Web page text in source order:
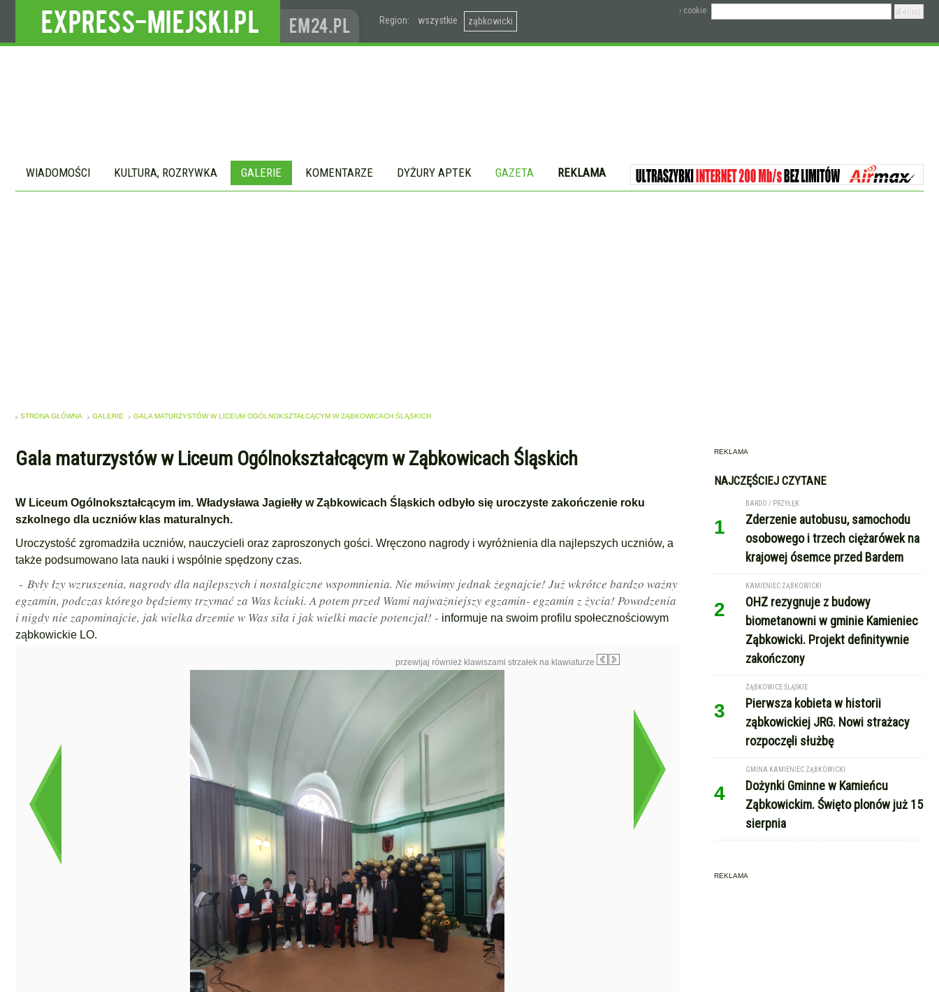
Region: wszystkie ząbkowicki
› cookie
WIADOMOŚCI KULTURA, ROZRYWKA GALERIE KOMENTARZE DYŻURY APTEK GAZETA REKLAMA
STRONA GŁÓWNA GALERIE GALA MATURZYSTÓW W LICEUM OGÓLNOKSZTAŁCĄCYM W ZĄBKOWICACH ŚLĄSKICH
Gala maturzystów w Liceum Ogólnokształcącym w Ząbkowicach Śląskich
W Liceum Ogólnokształcącym im. Władysława Jagiełły w Ząbkowicach Śląskich odbyło się uroczyste zakończenie roku
szkolnego dla uczniów klas maturalnych.
Uroczystość zgromadziła uczniów, nauczycieli oraz zaproszonych gości. Wręczono nagrody i wyróżnienia dla najlepszych uczniów, a
także podsumowano lata nauki i wspólnie spędzony czas.
- Były łzy wzruszenia, nagrody dla najlepszych i nostalgiczne wspomnienia. Nie mówimy jednak żegnajcie! Już wkrótce bardzo ważny
egzamin, podczas którego będziemy trzymać za Was kciuki. A potem przed Wami najważniejszy egzamin- egzamin z życia! Powodzenia
i nigdy nie zapominajcie, jak wielka drzemie w Was siła i jak wielki macie potencjał! - informuje na swoim profilu społecznościowym
ząbkowickie LO.
przewijaj również klawiszami strzałek na klawiaturze
REKLAMA
NAJCZĘŚCIEJ CZYTANE
1
BARDO / PRZYŁĘK
Zderzenie autobusu, samochodu
osobowego i trzech ciężarówek na
krajowej ósemce przed Bardem
2
KAMIENIEC ZĄBKOWICKI
OHZ rezygnuje z budowy
biometanowni w gminie Kamieniec
Ząbkowicki. Projekt definitywnie
zakończony
3
ZĄBKOWICE ŚLĄSKIE
Pierwsza kobieta w historii
ząbkowickiej JRG. Nowi strażacy
rozpoczęli służbę
4
GMINA KAMIENIEC ZĄBKOWICKI
Dożynki Gminne w Kamieńcu
Ząbkowickim. Święto plonów już 15
sierpnia
REKLAMA